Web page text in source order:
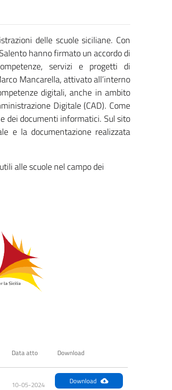
delle scuole siciliane. Con
hanno firmato un accordo di
servizi e progetti di
Mancarella, attivato all’interno
digitali, anche in ambito
Digitale (CAD). Come
dei documenti informatici. Sul sito
e la documentazione realizzata
alle scuole nel campo dei
Data atto Download
10-05-2024 Download